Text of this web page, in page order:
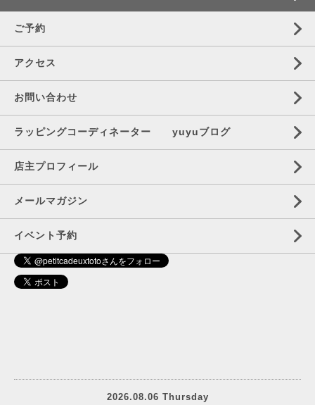
ご予約
アクセス
お問い合わせ
ラッピングコーディネーター yuyuブログ
店主プロフィール
メールマガジン
イベント予約
2026.08.06 Thursday